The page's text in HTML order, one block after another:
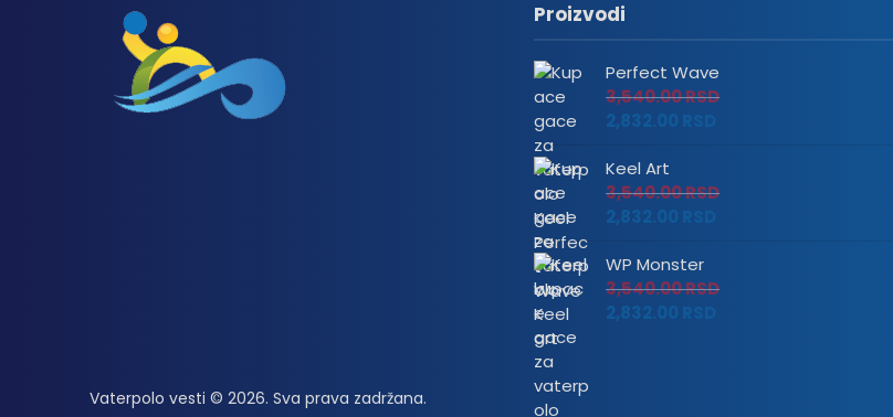
Proizvodi
Perfect Wave
3,540.00RSD
2,832.00
Keel Art
3,540.00RSD
2,832.00
WP Monster
3,540.00RSD
2,832.00
Vaterpolo vesti © 2026. Sva prava zadržana.